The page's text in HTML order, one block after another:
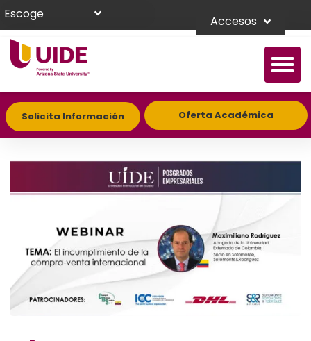
Escoge Accesos
Solicita Información Oferta Académica